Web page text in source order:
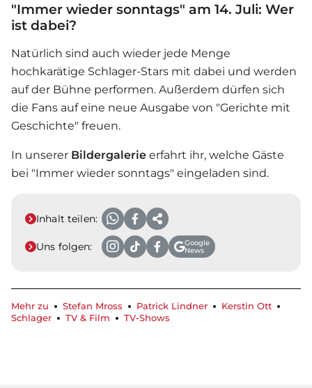
"Immer wieder sonntags" am 14. Juli: Wer
ist dabei?
Natürlich sind auch wieder jede Menge
hochkarätige Schlager-Stars mit dabei und werden
auf der Bühne performen. Außerdem dürfen sich
die Fans auf eine neue Ausgabe von "Gerichte mit
Geschichte" freuen.
In unserer Bildergalerie erfahrt ihr, welche Gäste
bei "Immer wieder sonntags" eingeladen sind.
Inhalt teilen:
Uns folgen:
Google
News
Mehr zu Stefan Mross Patrick Lindner
Kerstin Ott
Schlager
TV & Film TV-Shows